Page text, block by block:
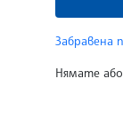
Забравена
Нямате